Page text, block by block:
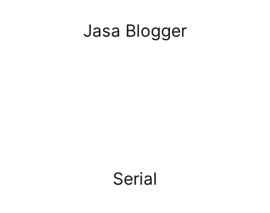
Jasa Blogger
Serial